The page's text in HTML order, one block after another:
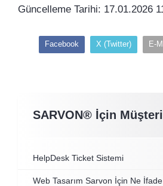
Güncelleme Tarihi: 17.01.2026
Facebook X (Twitter) E-
SARVON® İçin
HelpDesk Ticket Sistemi
Web Tasarım Sarvon İçin Ne